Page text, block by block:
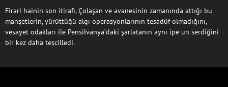
Firari hainin son itirafı, Çolaşan ve avanesinin zamanında attığı bu
manşetlerin, yürüttüğü algı operasyonlarının tesadüf olmadığını,
vesayet odakları ile Pensilvanya’daki şarlatanın aynı ipe un serdiğini
bir kez daha tescilledi.